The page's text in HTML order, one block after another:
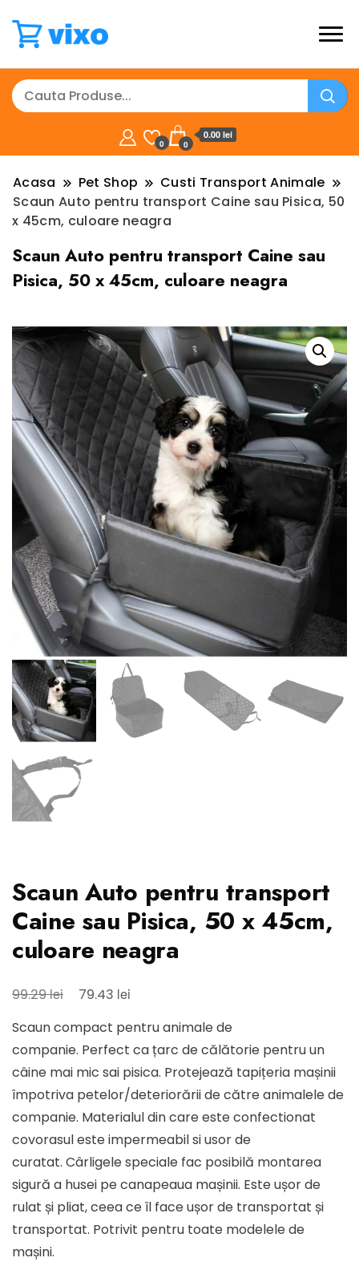
0 0
0.00 lei
Acasa Pet Shop
Custi Transport Animale
Scaun Auto pentru transport Caine sau Pisica, 50
x 45cm, culoare neagra
Scaun Auto pentru transport Caine sau
Pisica, 50 x 45cm, culoare neagra
Scaun Auto pentru transport
Caine sau Pisica, 50 x 45cm,
culoare neagra
99.29lei
Prețul
a
fost:
99.29 lei.
79.43 lei
este:
79.43 lei.
Scaun compact pentru animale de
companie. Perfect ca țarc de călătorie pentru un
câine mai mic sai pisica. Protejează tapițeria mașinii
împotriva petelor/deteriorării de către animalele de
companie. Materialul din care este confectionat
covorasul este impermeabil si usor de
curatat. Cârligele speciale fac posibilă montarea
sigură a husei pe canapeaua mașinii. Este ușor de
rulat și pliat, ceea ce îl face ușor de transportat și
transportat. Potrivit pentru toate modelele de
mașini.